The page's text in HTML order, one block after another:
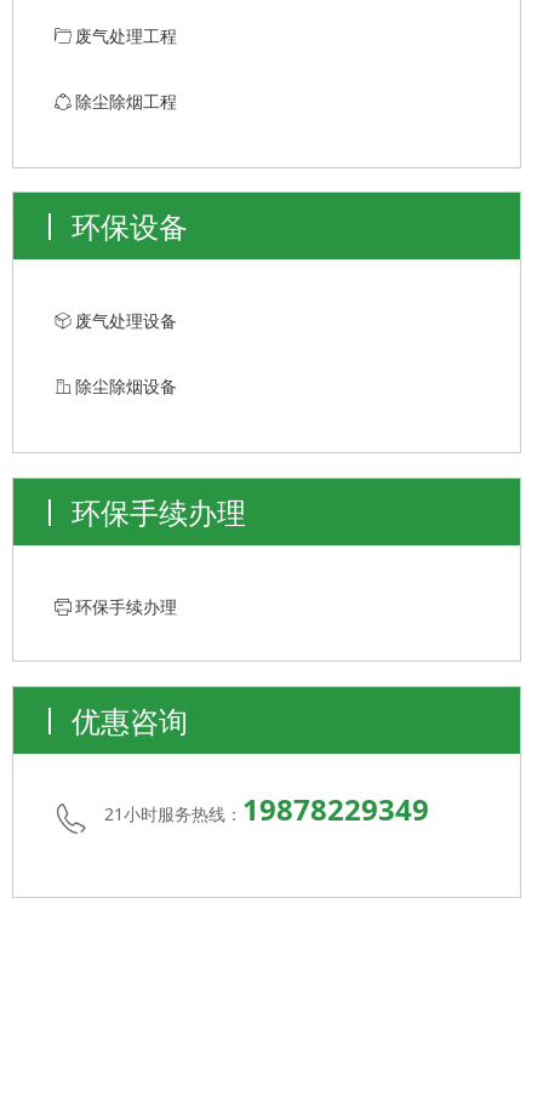
ꄁ 废气处理工程
ꁢ 除尘除烟工程
优惠咨询
21小时服务热线： 19878229349
环保设备
ꁦ 废气处理设备
ꀶ 除尘除烟设备
环保手续办理
ꁧ 环保手续办理